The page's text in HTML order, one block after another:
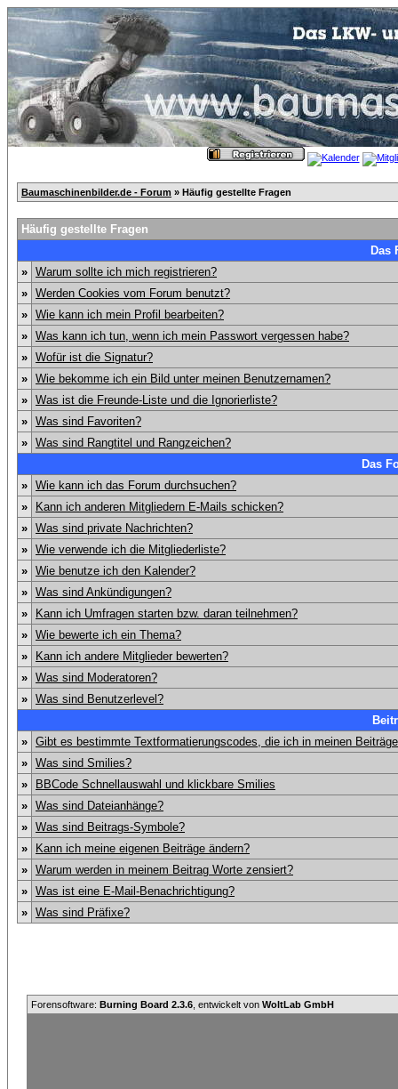
Baumaschinenbilder.de - Forum » Häufig gestellte Fragen
Häufig gestellte Fragen
Das
» Warum sollte ich mich registrieren?
» Werden Cookies vom Forum benutzt?
» Wie kann ich mein Profil bearbeiten?
» Was kann ich tun, wenn ich mein Passwort vergessen habe?
» Wofür ist die Signatur?
» Wie bekomme ich ein Bild unter meinen Benutzernamen?
» Was ist die Freunde-Liste und die Ignorierliste?
» Was sind Favoriten?
» Was sind Rangtitel und Rangzeichen?
Das
» Wie kann ich das Forum durchsuchen?
»
Kann ich anderen Mitgliedern E-Mails schicken?
» Was sind private Nachrichten?
» Wie verwende ich die Mitgliederliste?
» Wie benutze ich den Kalender?
» Was sind Ankündigungen?
»
Kann ich Umfragen starten bzw. daran teilnehmen?
» Wie bewerte ich ein Thema?
»
Kann ich andere Mitglieder bewerten?
» Was sind Moderatoren?
» Was sind Benutzerlevel?
» Gibt es bestimmte Textformatierungscodes, die ich in meinen
» Was sind Smilies?
»
BBCode Schnellauswahl und klickbare Smilies
» Was sind Dateianhänge?
» Was sind Beitrags-Symbole?
»
Kann ich meine eigenen Beiträge ändern?
» Warum werden in meinem Beitrag Worte zensiert?
» Was ist eine E-Mail-Benachrichtigung?
» Was sind Präfixe?
Forensoftware: Burning Board 2.3.6 , entwickelt von WoltLab GmbH